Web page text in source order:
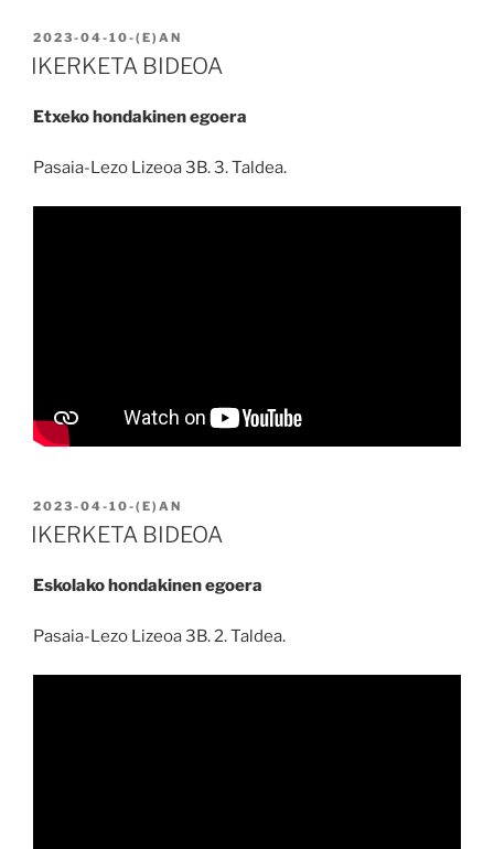
2023-04-10-(E)AN
IKERKETA BIDEOA
Etxeko hondakinen egoera
Pasaia-Lezo Lizeoa 3B. 3. Taldea.
2023-04-10-(E)AN
IKERKETA BIDEOA
Eskolako hondakinen egoera
Pasaia-Lezo Lizeoa 3B. 2. Taldea.